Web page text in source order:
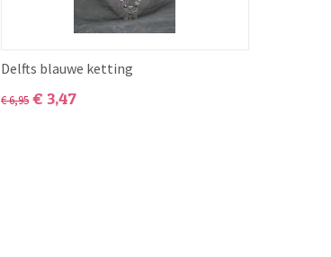
Delfts blauwe ketting
€6,95 € 3,47